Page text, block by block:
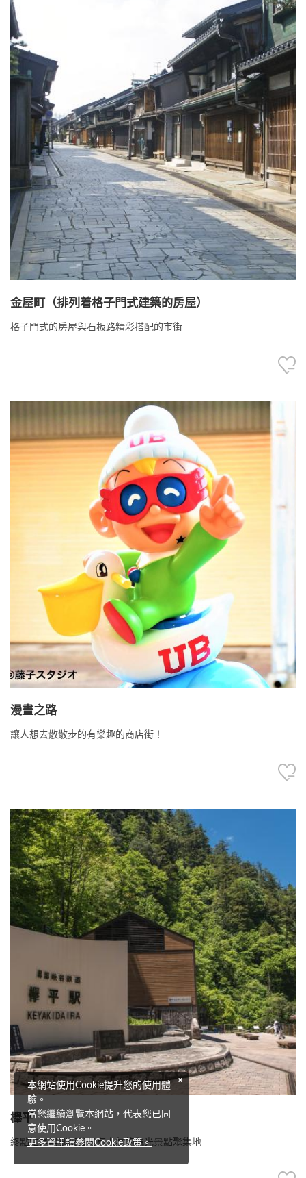
金屋町（排列着格子門式建築的房屋）
格子門式的房屋與石板路精彩搭配的市街
漫畫之路
讓人想去散散步的有樂趣的商店街！
櫸平
終點站是黑部峽谷最有人氣的觀光景點聚集地
本網站使用Cookie提升您的使用體
驗。
當您繼續瀏覽本網站，代表您已同
意使用Cookie。
更多資訊請參閱Cookie政策。